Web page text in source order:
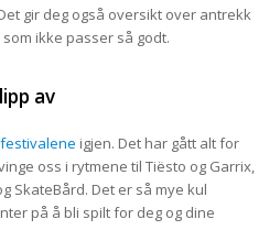
gir deg også oversikt over antrekk
ikke passer så godt.
av
igjen. Det har gått alt for
oss i rytmene til Tiësto og Garrix,
SkateBård. Det er så mye kul
på å bli spilt for deg og dine